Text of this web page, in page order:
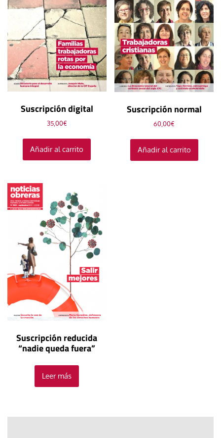
Suscripción digital
35,00€
Añadir al carrito
Suscripción normal
60,00€
Añadir al carrito
Suscripción reducida
“nadie queda fuera”
Leer más